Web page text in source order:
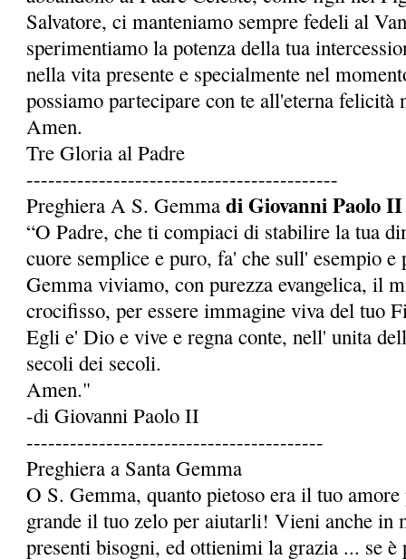
Salvatore, ci manteniamo sempre fedeli al
sperimentiamo la potenza della tua
nella vita presente e specialmente nel
possia­mo partecipare con te all'eterna felicità
Amen.
Tre Gloria al Padre
-------------------------------------------
Preghiera A S. Gemmadi Giovanni Paolo II
“O Padre, che ti compiaci di stabilire la tua
cuore semplice e puro, fa' che sull' esempio
Gemma viviamo, con purezza evangelica, il
crocifisso, per essere immagine viva del tuo
Egli e' Dio e vive e regna conte, nell' unita
secoli dei secoli.
Amen."
-di Giovanni Paolo II
-----------------------------------------
Preghiera a Santa Gemma
O S. Gemma, quanto pietoso era il tuo
grande il tuo zelo per aiutarli! Vieni anche in
presenti bisogni, ed ottienimi la grazia ... se